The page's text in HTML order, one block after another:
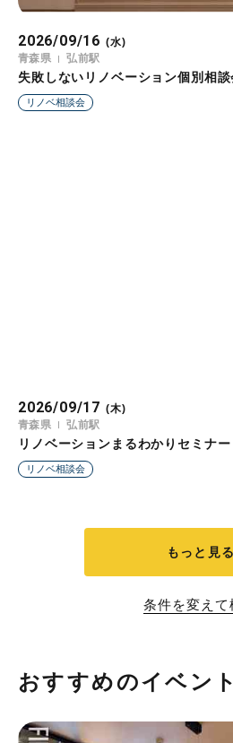
2026/09/16 (水)
青森県
弘前駅
失敗しないリノベーション個別相談
リノベ相談会
2026/09/17 (木)
青森県
弘前駅
リノベーションまるわかりセミナ
リノベ相談会
もっと見る
条件を変えて
おすすめのイベント